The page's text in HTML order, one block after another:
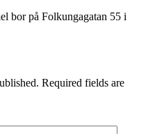
bor på Folkungagatan 55 i
Required fields are